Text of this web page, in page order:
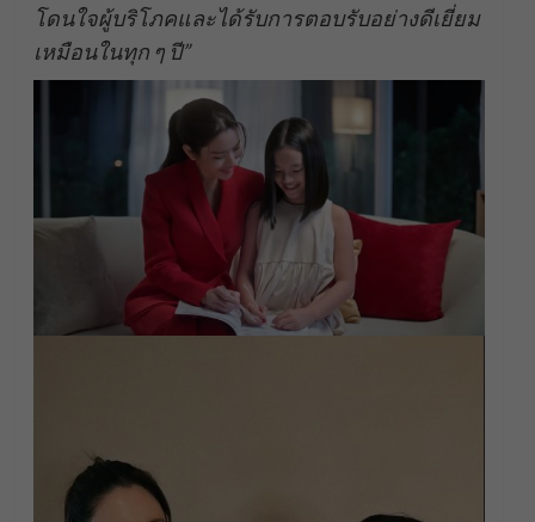
โดนใจผู้บริโภคและได้รับการตอบรับอย่างดีเยี่ยม
เหมือนในทุก ๆ ปี”